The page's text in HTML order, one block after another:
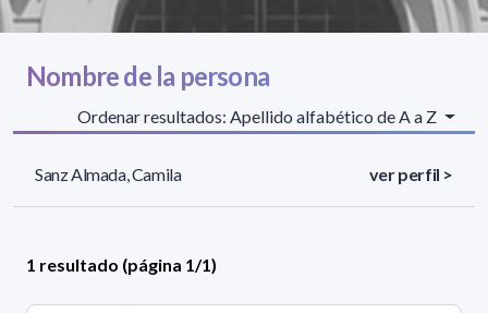
Nombre de la persona
Ordenar resultados: Apellido alfabético de A a Z
Sanz Almada, Camila ver perfil >
1 resultado (página 1/1)